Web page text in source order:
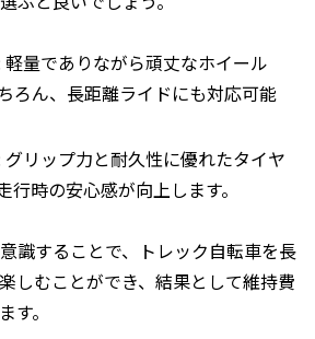
軽量でありながら頑丈なホイール
ろん、長距離ライドにも対応可能
グリップ力と耐久性に優れたタイヤ
行時の安心感が向上します。
識することで、トレック自転車を長
しむことができ、結果として維持費
す。